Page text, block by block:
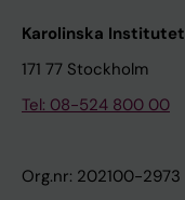
Karolinska Institutet
171 77 Stockholm
Tel: 08-524 800 00
Org.nr: 202100-2973